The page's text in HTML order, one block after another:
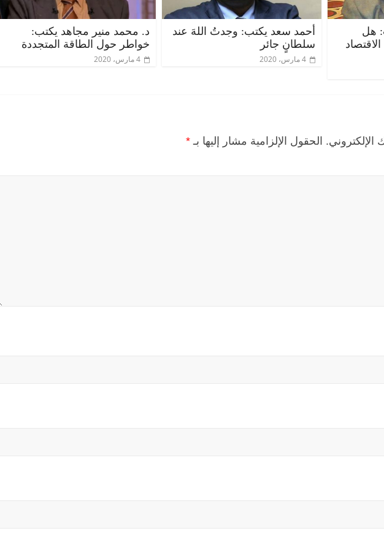
هل
أحمد سعد يكتب: وجدتُ اللهَ عند
سلطانٍ جائر
4 مارس، 2020
د. محمد منير مجاهد يكتب:
خواطر حول الطاقة المتجددة
4 مارس، 2020
الإلكتروني. الحقول الإلزامية مشار إليها بـ *